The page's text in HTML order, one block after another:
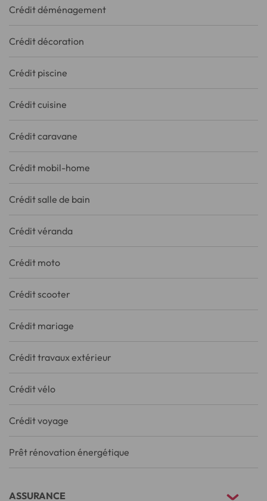
Crédit déménagement
Crédit décoration
Crédit piscine
Crédit cuisine
Crédit caravane
Crédit mobil-home
Crédit salle de bain
Crédit véranda
Crédit moto
Crédit scooter
Crédit mariage
Crédit travaux extérieur
Crédit vélo
Crédit voyage
Prêt rénovation énergétique
ASSURANCE